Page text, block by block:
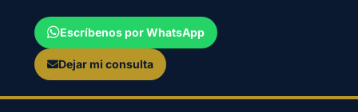
Escríbenos por WhatsApp
Dejar mi consulta